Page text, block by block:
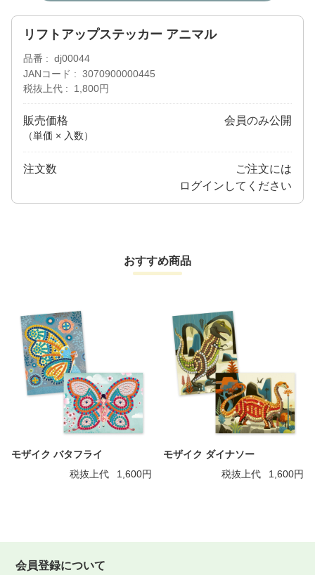
リフトアップステッカー アニマル
品番
dj00044
JANコード
3070900000445
税抜上代
1,800円
販売価格
（単価 × 入数）
会員のみ公開
注文数
ご注文には
ログイン してください
おすすめ商品
モザイク バタフライ
税抜上代
1,600円
モザイク ダイナソー
税抜上代
1,600円
会員登録について